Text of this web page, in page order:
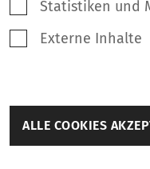
Statistiken und
Externe Inhalte
zurück
ALLE COOKIES